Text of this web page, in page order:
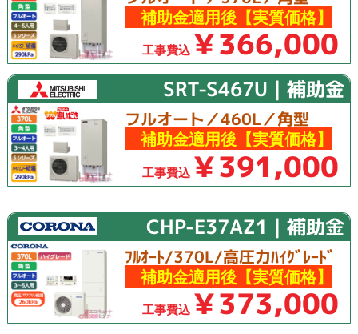
補助金適用後【実質価格】
工事費込 ￥366,000
SRT-S467U｜補助金
フルオート／460L／角型
補助金適用後【実質価格】
工事費込 ￥391,000
CHP-E37AZ1｜補助金
ﾌﾙｵｰﾄ/370L/高圧力ﾊｲｸﾞﾚｰﾄﾞ
補助金適用後【実質価格】
工事費込 ￥373,000